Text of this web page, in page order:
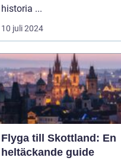
historia ...
10 juli 2024
Flyga till Skottland: En
heltäckande guide